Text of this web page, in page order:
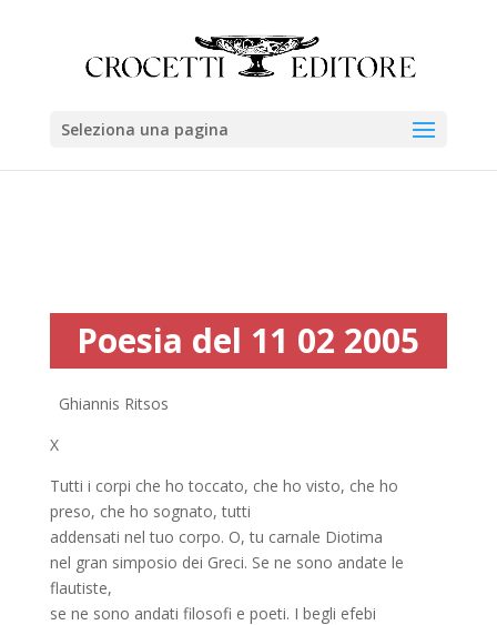
Seleziona una pagina
Poesia del 11 02 2005
Ghiannis Ritsos
X
Tutti i corpi che ho toccato, che ho visto, che ho
preso, che ho sognato, tutti
addensati nel tuo corpo. O, tu carnale Diotima
nel gran simposio dei Greci. Se ne sono andate le
flautiste,
se ne sono andati filosofi e poeti. I begli efebi